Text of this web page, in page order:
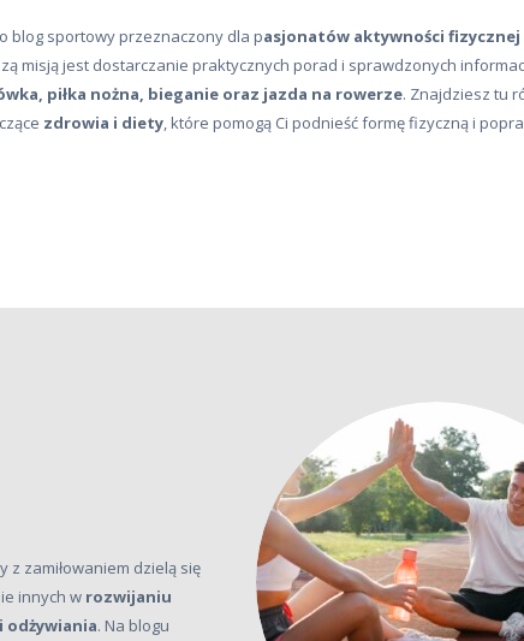
blog sportowy przeznaczony dla pasjonatów aktywności
misją jest dostarczanie praktycznych porad i sprawdzonych
piłka nożna, bieganie oraz jazda na rowerze. Znajdziesz tu
zdrowia i diety, które pomogą Ci podnieść formę fizyczną i
z zamiłowaniem dzielą się
innych wrozwijaniu
odżywiania. Na blogu